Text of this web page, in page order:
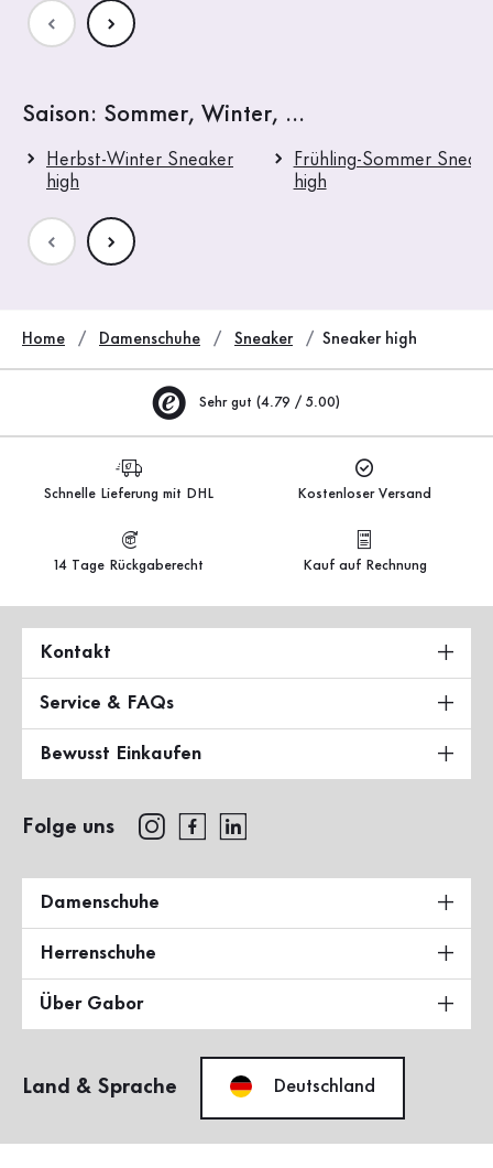
Saison: Sommer, Winter, ...
Herbst-Winter Sneaker
high
Frühling-Sommer
high
Home Damenschuhe Sneaker Sneaker high
Sehr gut (4.79 / 5.00)
Schnelle Lieferung mit DHL Kostenloser Versand
14 Tage Rückgaberecht Kauf auf Rechnung
Kontakt
Service & FAQs
Bewusst Einkaufen
Folge uns
Damenschuhe
Herrenschuhe
Über Gabor
Land & Sprache Deutschland